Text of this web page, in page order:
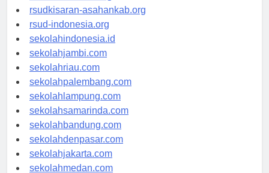
rsud-natunakab.org
rsudkisaran-asahankab.org
rsud-indonesia.org
sekolahindonesia.id
sekolahjambi.com
sekolahriau.com
sekolahpalembang.com
sekolahlampung.com
sekolahsamarinda.com
sekolahbandung.com
sekolahdenpasar.com
sekolahjakarta.com